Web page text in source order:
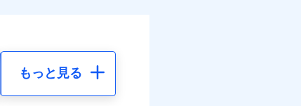
もっと見る